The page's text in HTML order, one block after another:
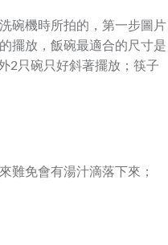
碗機時所拍的，第一步圖片
擺放，飯碗最適合的尺寸是
2只碗只好斜著擺放；筷子
難免會有湯汁滴落下來；